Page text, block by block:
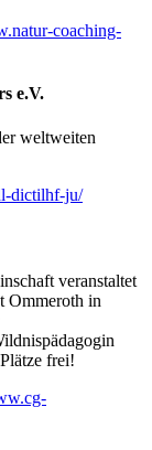
coaching-
e.V.
weltweiten
dictilhf-ju/
veranstaltet
Ommeroth in
frei!